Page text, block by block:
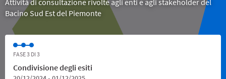
Attività di consultazione rivolte agli enti e agli stakeholder del
Bacino Sud Est del Piemonte
FASE 3 DI 3
Condivisione degli esiti